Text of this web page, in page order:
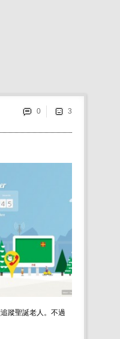
蹤聖誕老人。不過
0